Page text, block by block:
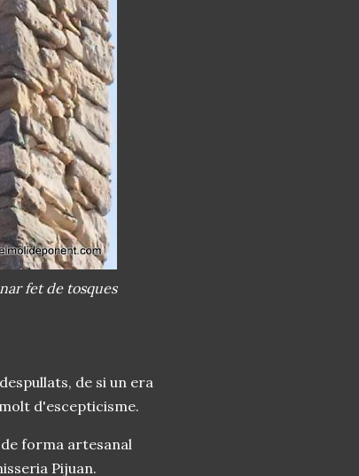
fet de tosques
de si un era
d'escepticisme.
forma artesanal
Pijuan.